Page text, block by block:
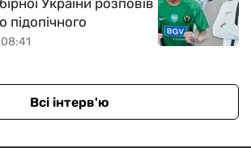
України розповів
підопічного
Всі інтерв'ю